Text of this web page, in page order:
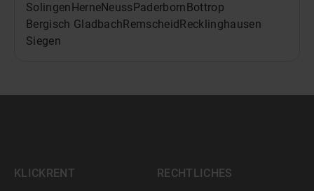
Solingen HerneNeuss Paderborn Bottrop
Bergisch Gladbach Remscheid Recklinghausen
Siegen
KLICKRENT RECHTLICHES